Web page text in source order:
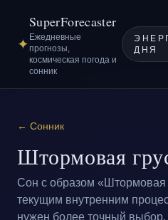
✦
SuperForecaster
Ежедневные
прогнозы,
космическая погода и
сонник
ДНЯ
← Сонник
Штормовая
Сон с образом «Штормовая
текущим внутренним
нужен более точный выбор.